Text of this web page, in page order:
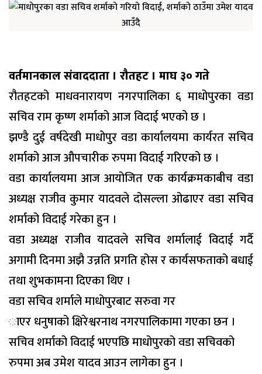
वर्तमानकाल संवाददाता । रौतहट । माघ ३० गते
रौतहटको माधवनारायण नगरपालिका ६ माधोपुरका वडा
सचिव राम कृष्ण शर्माको आज विदाई भएको छ ।
झण्डै दुई वर्षदेखी माधोपुर वडा कार्यालयमा कार्यरत सचिव
शर्माको आज औपचारीक रुपमा विदाई गरिएको छ ।
वडा कार्यालयमा आज आयोजित एक कार्यक्रमकाबीच वडा
अध्यक्ष राजीव कुमार यादवले दोसल्ला ओढाएर वडा सचिव
शर्माको विदाई गरेका हुन ।
वडा अध्यक्ष राजीव यादवले सचिव शर्मालाई विदाई गर्दै
अगामी दिनमा अझै उन्नति प्रगति होस र कार्यसफताको बधाई
तथा शुभकामना दिएका थिए ।
वडा सचिव शर्माले माधोपुरबाट सरुवा गर
ाएर धनुषाको क्षिरेश्वरनाथ नगरपालिकामा गएका छन ।
सचिव शर्माको विदाई भएपछि माधोपुरको वडा सचिवको
रुपमा अब उमेश यादव आउन लागेका हुन ।